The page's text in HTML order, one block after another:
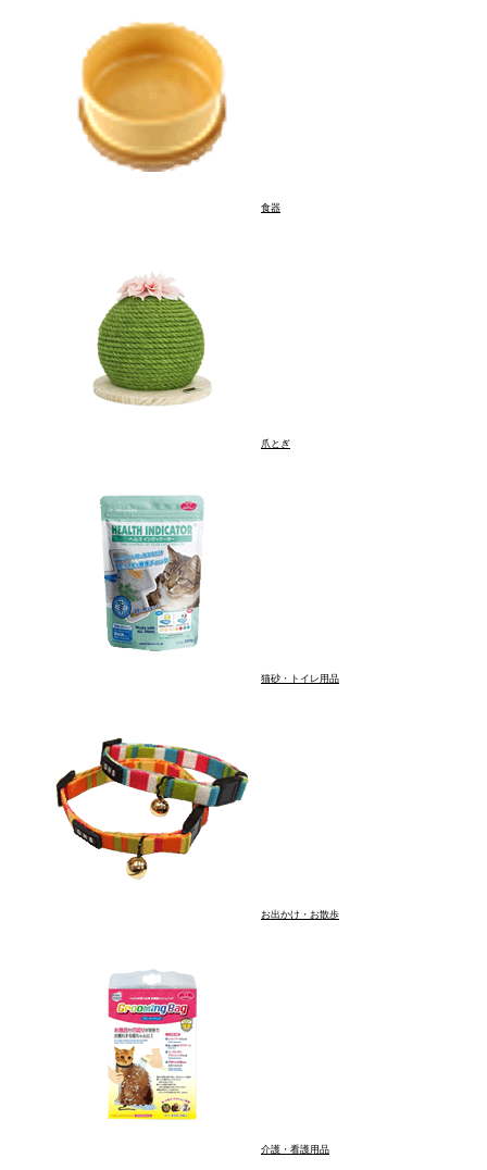
食器
爪とぎ
猫砂・トイレ用品
お出かけ・お散歩
介護・看護用品